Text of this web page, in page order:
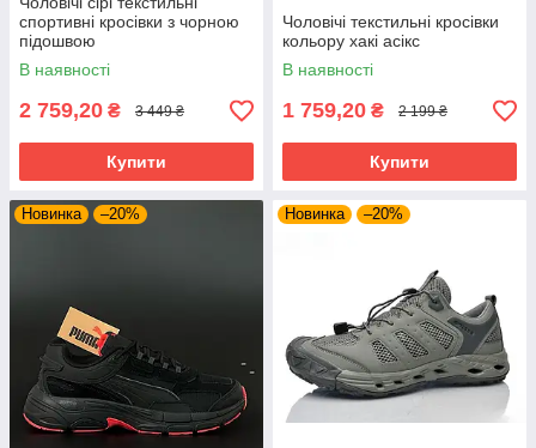
спортивні кросівки з чорною
підошвою
В наявності
2 759,20 ₴ 3 449 ₴
Купити
Чоловічі текстильні кросівки
кольору хакі асікс
В наявності
1 759,20 ₴ 2 199 ₴
Купити
Новинка –20% Новинка –20%